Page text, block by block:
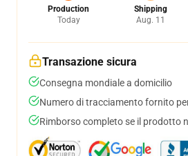
Production
Today
Shipping
Aug. 11
Transazione sicura
Consegna mondiale a domicilio
Numero di tracciamento fornito
Rimborso completo se il prodotto